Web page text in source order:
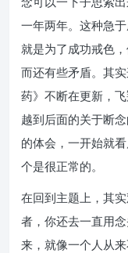
一年两年。这种急
就是为了成功戒色
而还有些矛盾。其
药》不断在更新，
越到后面的关于断
的体会，一开始就
个是很正常的。
在回到主题上，其
者，你还去一直用
来，就像一个人从